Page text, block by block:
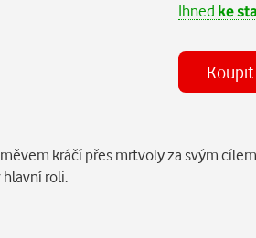
Ihned ke
Koupit
kráčí přes mrtvoly za svým
roli.